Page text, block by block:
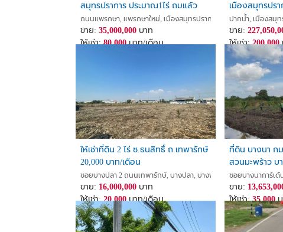
สมุทรปราการ ประมาณ1ไร่ ถมแล้ว
ถนนแพรกษา, แพรกษาใหม่, เมืองสมุทรปราการ, สมุทรปราการ
ขาย: 35,000,000บาท
ให้เช่า:80,000บาท/เดือน
เมืองสมุทรปรา
ปากน้ำ, เมืองสมุท
ขาย:
ให้เช่า:200,000
ให้เช่าที่ดิน 2 ไร่ ซ.ธนสิทธิ์ ถ.เทพารักษ์
20,000 บาท/เดือน
ซอยบางปลา 2 ถนนเทพารักษ์, บางปลา, บางพลี, สมุทรปราการ
ขาย: 16,000,000บาท
ให้เช่า:20,000บาท/เดือน
ที่ดิน บางนา ก
สวนมะพร้าว บ
ซอยบางนาการ์เด้
ขาย:
ให้เช่า:35,000บ